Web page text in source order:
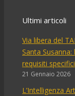
Ultimi articoli
Via libera del
Santa
requisiti specifici
21 Gennaio 2026
L’Intelligenza